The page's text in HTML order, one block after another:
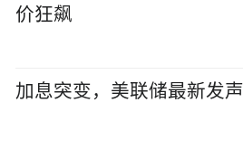
价狂飙
加息突变，美联储最新发声